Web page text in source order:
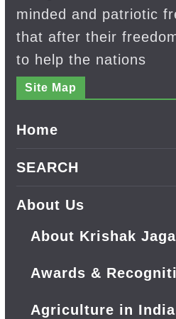
minded and patriotic
that after their
to help the nations
Site Map
Home
SEARCH
About Us
About Krishak
Awards &
Agriculture in India